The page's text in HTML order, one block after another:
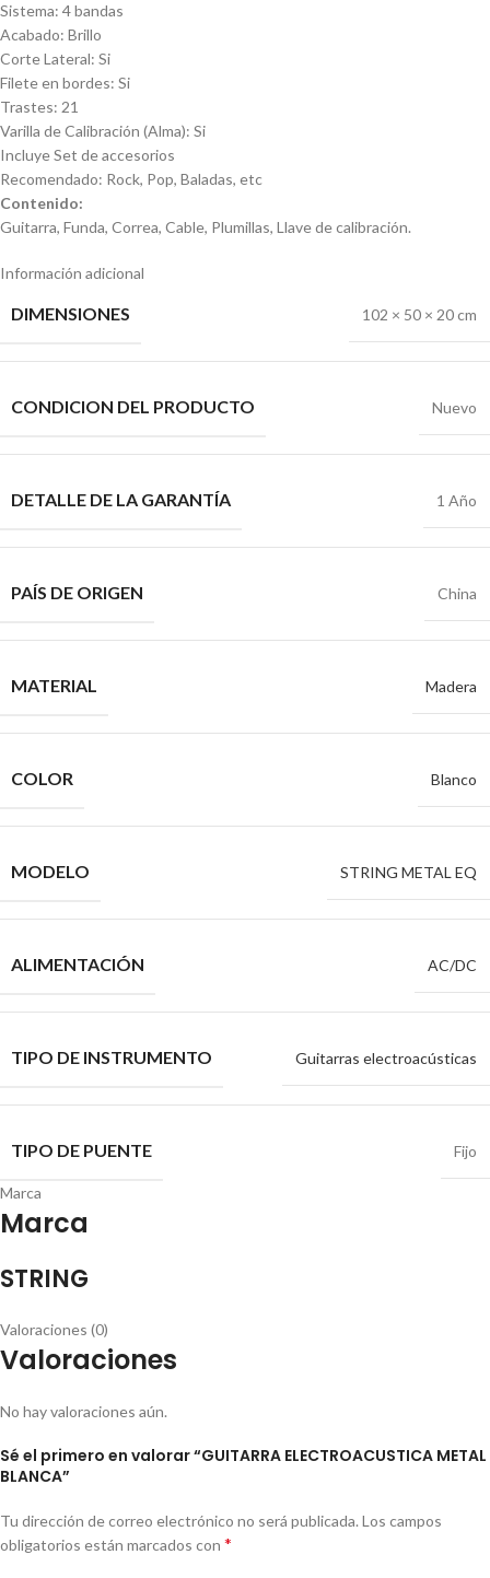
Sistema: 4 bandas
Acabado: Brillo
Corte Lateral: Si
Filete en bordes: Si
Trastes: 21
Varilla de Calibración (Alma): Si
Incluye Set de accesorios
Recomendado: Rock, Pop, Baladas, etc
Contenido:
Guitarra, Funda, Correa, Cable, Plumillas, Llave de calibración.
Información adicional
DIMENSIONES 102 × 50 × 20 cm
CONDICION DEL PRODUCTO Nuevo
DETALLE DE LA GARANTÍA 1 Año
PAÍS DE ORIGEN China
MATERIAL Madera
COLOR Blanco
MODELO STRING METAL EQ
ALIMENTACIÓN AC/DC
TIPO DE INSTRUMENTO Guitarras electroacústicas
TIPO DE PUENTE Fijo
Marca
Marca
STRING
Valoraciones (0)
Valoraciones
No hay valoraciones aún.
Sé el primero en valorar “GUITARRA ELECTROACUSTICA METAL
BLANCA”
Tu dirección de correo electrónico no será publicada. Los campos
obligatorios están marcados con *